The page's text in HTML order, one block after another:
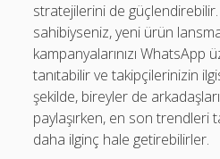
stratejilerini de
sahibiyseniz, yeni ürün
kampanyalarınızı
tanıtabilir ve takipçilerinizin
şekilde, bireyler de
paylaşırken, en son trendleri
daha ilginç hale getirebilirler.